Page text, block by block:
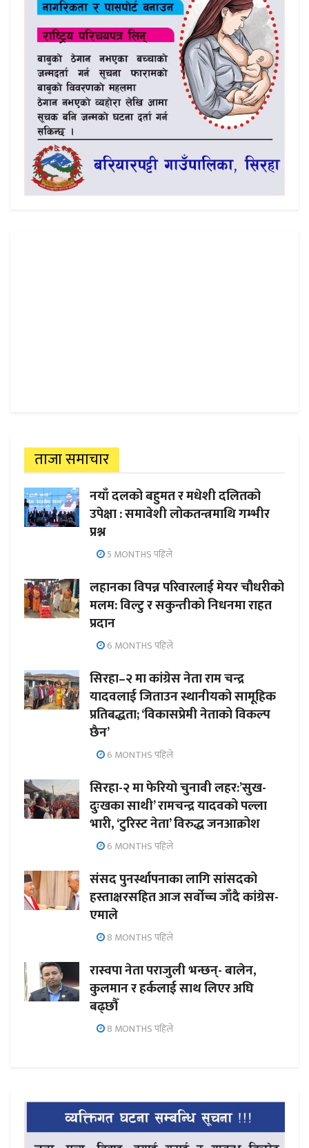
ताजा समाचार
नयाँ दलको बहुमत र मधेशी दलितको
उपेक्षा : समावेशी लोकतन्त्रमाथि गम्भीर
प्रश्न
5 MONTHS पहिले
लहानका विपन्न परिवारलाई मेयर चौधरीको
मलम: विल्टु र सकुन्तीको निधनमा राहत
प्रदान
6 MONTHS पहिले
सिरहा–२ मा कांग्रेस नेता राम चन्द्र
यादवलाई जिताउन स्थानीयको सामूहिक
प्रतिबद्धता; ‘विकासप्रेमी नेताको विकल्प
छैन’
6 MONTHS पहिले
सिरहा-२ मा फेरियो चुनावी लहर:’सुख-
दुःखका साथी’ रामचन्द्र यादवको पल्ला
भारी, ‘टुरिस्ट नेता’ विरुद्ध जनआक्रोश
6 MONTHS पहिले
संसद पुनर्स्थापनाका लागि सांसदको
हस्ताक्षरसहित आज सर्वोच्च जाँदै कांग्रेस-
एमाले
8 MONTHS पहिले
रास्वपा नेता पराजुली भन्छन्- बालेन,
कुलमान र हर्कलाई साथ लिएर अघि
बढ्छौँ
8 MONTHS पहिले